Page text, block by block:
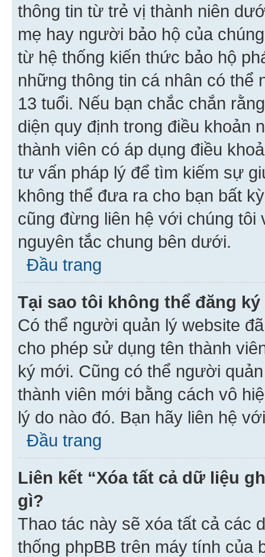
thông tin từ trẻ vị thành niên
mẹ hay người bảo hộ của
từ hệ thống kiến thức bảo hộ
những thông tin cá nhân có thể
13 tuổi. Nếu bạn chắc chắn
diện quy định trong điều khoản
thành viên có áp dụng điều
tư vấn pháp lý để tìm kiếm sự
không thể đưa ra cho bạn bất
cũng đừng liên hệ với chúng
nguyên tắc chung bên dưới.
Đầu trang
Tại sao tôi không thể đăng
Có thể người quản lý website
cho phép sử dụng tên thành
ký mới. Cũng có thể người
thành viên mới bằng cách vô
lý do nào đó. Bạn hãy liên hệ
Đầu trang
Liên kết “Xóa tất cả dữ liệu
gì?
Thao tác này sẽ xóa tất cả các
thống phpBB trên máy tính của